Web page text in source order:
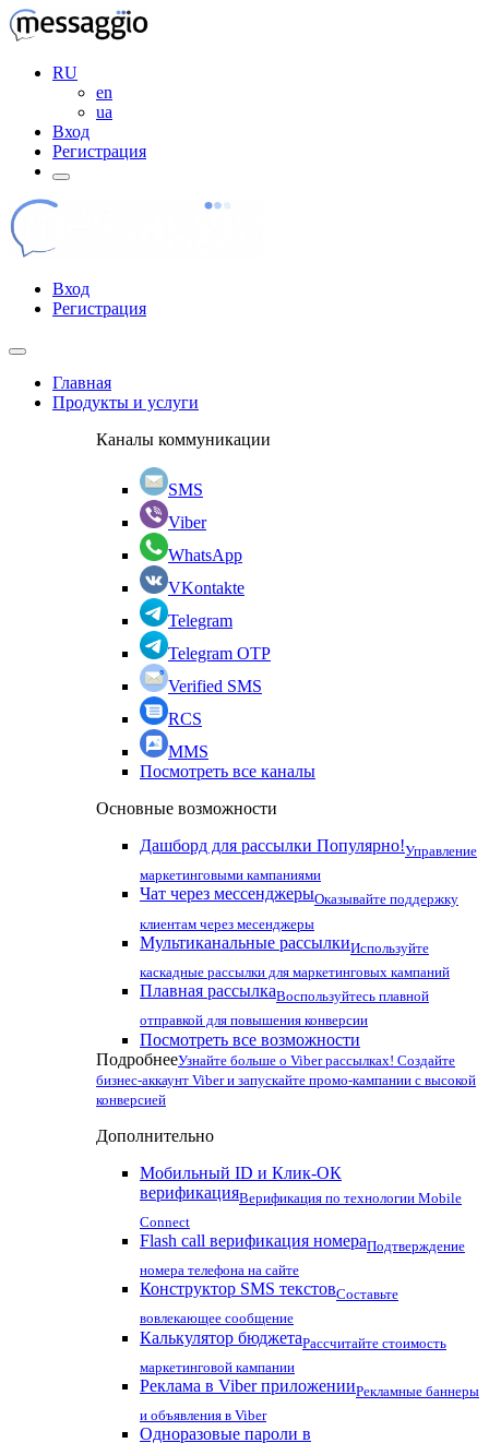
RU
en
ua
Вход
Регистрация
Вход
Регистрация
Главная
Продукты и услуги
Каналы коммуникации
SMS
Viber
WhatsApp
VKontakte
Telegram
Telegram OTP
Verified SMS
RCS
MMS
Посмотреть все каналы
Основные возможности
Дашборд для рассылки Популярно!Управление
маркетинговыми кампаниями
Чат через мессенджерыОказывайте поддержку
клиентам через месенджеры
Мультиканальные рассылкиИспользуйте
каскадные рассылки для маркетинговых кампаний
Плавная рассылкаВоспользуйтесь плавной
отправкой для повышения конверсии
Посмотреть все возможности
ПодробнееУзнайте больше о Viber рассылках! Создайте
бизнес-аккаунт Viber и запускайте промо-кампании с высокой
конверсией
Дополнительно
Мобильный ID и Клик-ОК
верификацияВерификация по технологии Mobile
Connect
Flash call верификация номераПодтверждение
номера телефона на сайте
Конструктор SMS текстовСоставьте
вовлекающее сообщение
Калькулятор бюджетаРассчитайте стоимость
маркетинговой кампании
Реклама в Viber приложенииРекламные баннеры
и объявления в Viber
Одноразовые пароли в